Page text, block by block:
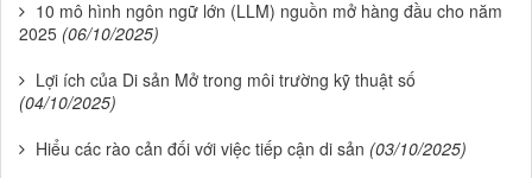
10 mô hình ngôn ngữ lớn (LLM) nguồn mở hàng đầu cho năm
2025 (06/10/2025)
Lợi ích của Di sản Mở trong môi trường kỹ thuật số
(04/10/2025)
Hiểu các rào cản đối với việc tiếp cận di sản (03/10/2025)